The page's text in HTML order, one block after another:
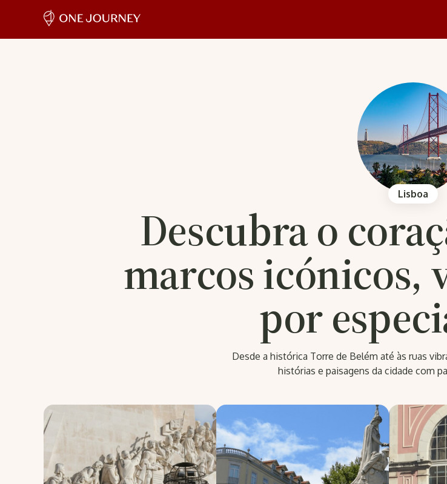
Lisboa
Descubra o
marcos icónicos,
por
Desde a histórica Torre de Belém até às ruas
histórias e paisagens da cidade com